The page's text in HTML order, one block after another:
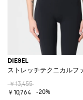
DIESEL
ストレッチテクニカルフ
￥13,455
￥10,764
-20%